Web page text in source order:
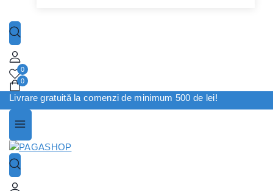
0
0
Livrare gratuită la comenzi de minimum 500 de lei!